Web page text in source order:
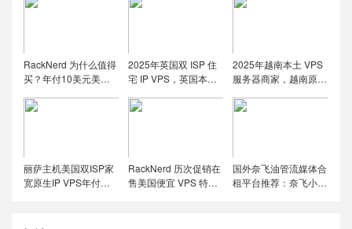
RackNerd 为什么值得
买？年付10美元美国
免费获取双倍流量 (附
2025年英国双 ISP 住
宅 IP VPS，英国本土
流媒体、跨境电商和
2025年越南本土 VPS
服务器商家，越南原生
播运营
丽萨主机美国双ISP家
宽原生IP VPS年付特
RackNerd 历次促销在
售美国便宜 VPS 特价
国外奈飞油管流媒体合
租平台推荐：奈飞小